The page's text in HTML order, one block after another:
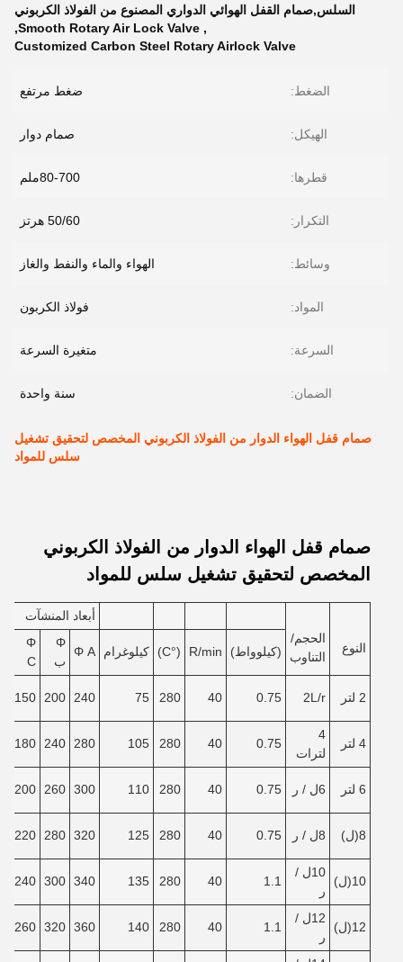
السلس,صمام القفل الهوائي الدواري المصنوع من الفولاذ الكربوني
,
Smooth Rotary Air Lock Valve
,
Customized Carbon Steel Rotary Airlock Valve
الضغط: ضغط مرتفع
الهيكل: صمام دوار
قطرها: 80-700ملم
التكرار: 50/60 هرتز
وسائط: الهواء والماء والنفط والغاز
المواد: فولاذ الكربون
السرعة: متغيرة السرعة
الضمان: سنة واحدة
صمام قفل الهواء الدوار من الفولاذ الكربوني المخصص لتحقيق تشغيل
سلس للمواد
صمام قفل الهواء الدوار من الفولاذ الكربوني
المخصص لتحقيق تشغيل سلس للمواد
النوع
الحجم/
التناوب
أبعاد المنشآت
(كيلوواط) R/min
(°C) كيلوغرام Φ A
Φ
ب
Φ
C
2 لتر 2L/r
0.75
40
280
75
240
200
150
4 لتر
4
لترات
0.75
40
280
105
280
240
180
6 لتر 6ل / ر 0.75
40
280
110
300
260
200
8(ل) 8ل / ر 0.75
40
280
125
320
280
220
10(ل)
10ل /
ر
1.1
40
280
135
340
300
240
12(ل)
12ل /
ر
1.1
40
280
140
360
320
260